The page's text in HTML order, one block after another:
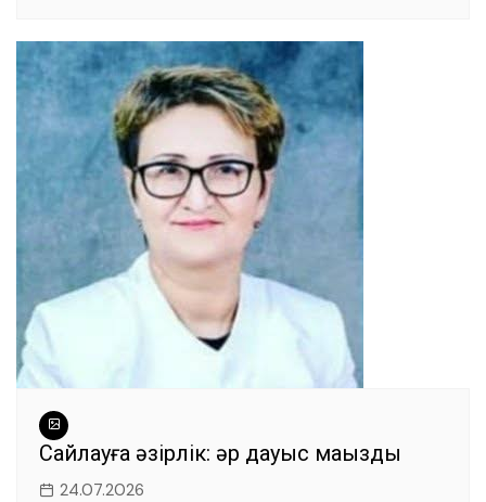
Сайлауға әзірлік: әр дауыс маңызды
24.07.2026